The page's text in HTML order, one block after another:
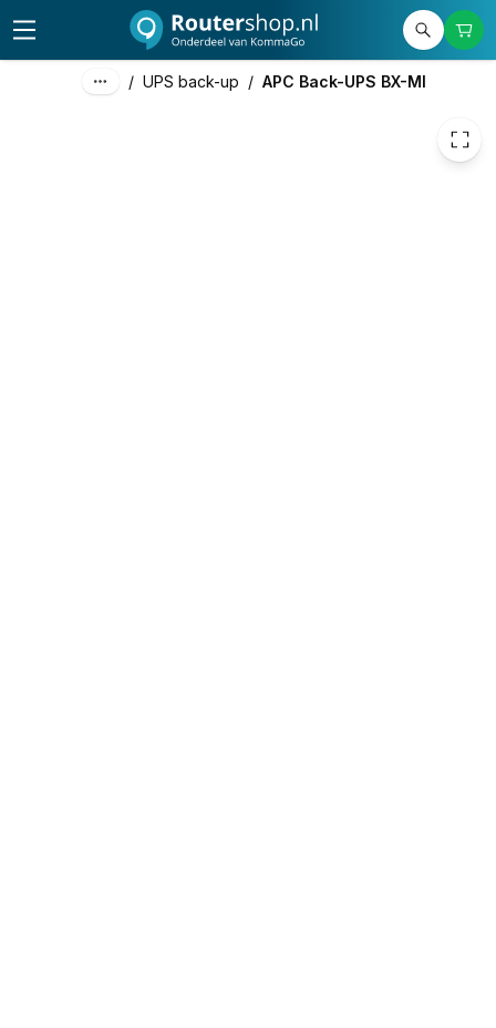
/ UPS back-up / APC Back-UPS BX-MI
€ 72,22